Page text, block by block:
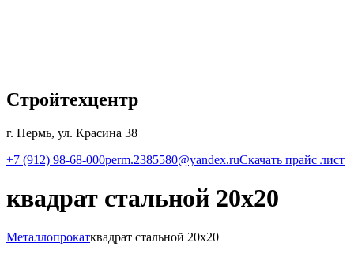
Стройтехцентр
г. Пермь, ул. Красина 38
+7 (912) 98-68-000perm.2385580@yandex.ruСкачать прайс лист
квадрат стальной 20х20
Металлопрокатквадрат стальной 20х20